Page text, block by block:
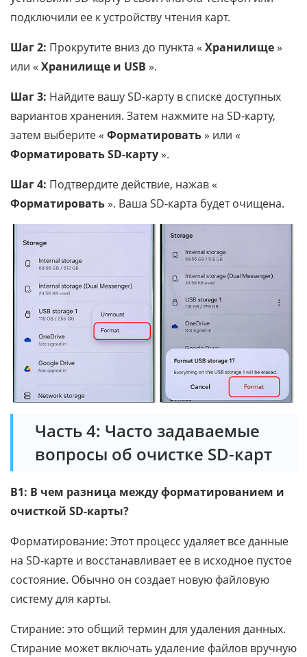
подключили ее к устройству чтения карт.
Шаг 2: Прокрутите вниз до пункта « Хранилище»
или « Хранилище и USB ».
Шаг 3: Найдите вашу SD-карту в списке доступных
вариантов хранения. Затем нажмите на SD-карту,
затем выберите « Форматировать» или «
Форматировать SD-карту».
Шаг 4: Подтвердите действие, нажав «
Форматировать». Ваша SD-карта будет очищена.
Часть 4: Часто задаваемые
вопросы об очистке SD-карт
В1: В чем разница между форматированием и
очисткой SD-карты?
Форматирование: Этот процесс удаляет все данные
на SD-карте и восстанавливает ее в исходное пустое
состояние. Обычно он создает новую файловую
систему для карты.
Стирание: это общий термин для удаления данных.
Стирание может включать удаление файлов вручную